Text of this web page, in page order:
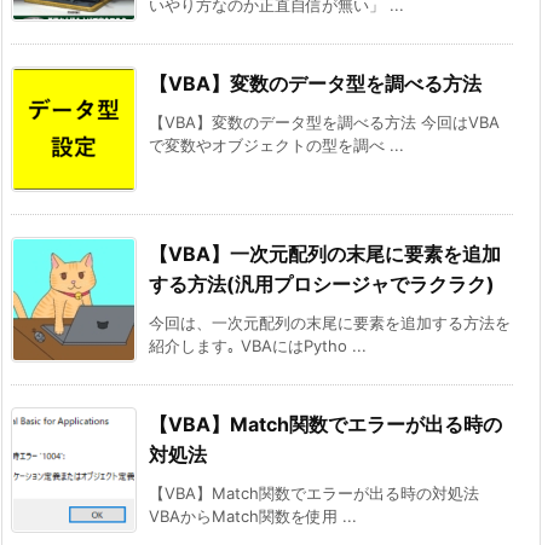
いやり方なのか正直自信が無い」 ...
【VBA】変数のデータ型を調べる方法
【VBA】変数のデータ型を調べる方法 今回はVBA
で変数やオブジェクトの型を調べ ...
【VBA】一次元配列の末尾に要素を追加
する方法(汎用プロシージャでラクラク)
今回は、一次元配列の末尾に要素を追加する方法を
紹介します｡ VBAにはPytho ...
【VBA】Match関数でエラーが出る時の
対処法
【VBA】Match関数でエラーが出る時の対処法
VBAからMatch関数を使用 ...